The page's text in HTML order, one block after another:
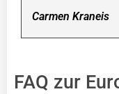
Carmen Kraneis
FAQ zur